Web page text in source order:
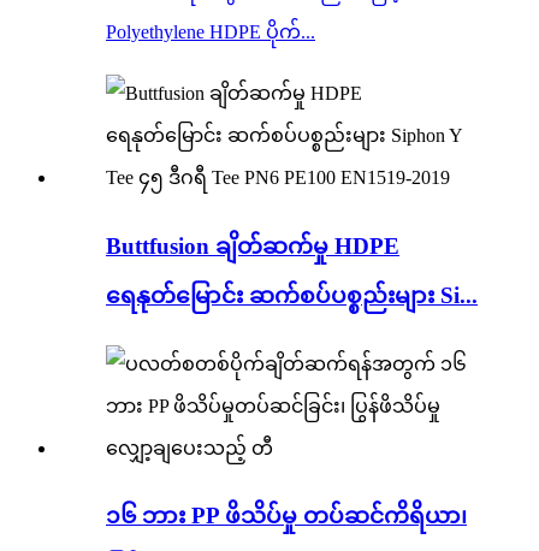
Polyethylene HDPE ပိုက်...
Buttfusion ချိတ်ဆက်မှု HDPE
ရေနုတ်မြောင်း ဆက်စပ်ပစ္စည်းများ Si...
၁၆ ဘား PP ဖိသိပ်မှု တပ်ဆင်ကိရိယာ၊